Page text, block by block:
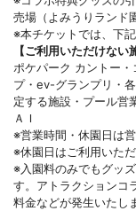
売場（よみうりランド
※本チケットでは、下
【ご利用いただけない
ポケパーク カントー
プ・ev-グランプリ・
定する施設・プール営
ＡＩ
※営業時間・休園日は
※休園日はご利用いただ
※入園料のみでもグッ
す。アトラクションコ
料金などが発生いたし